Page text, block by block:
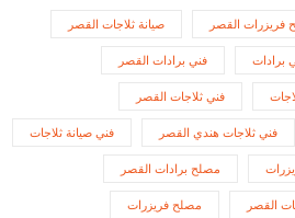
فريزرات القصر صيانة ثلاجات القصر
برادات فني برادات القصر
فني ثلاجات القصر
فني ثلاجات هندي القصر فني صيانة ثلاجات
مصلح برادات القصر
القصر مصلح فريزرات